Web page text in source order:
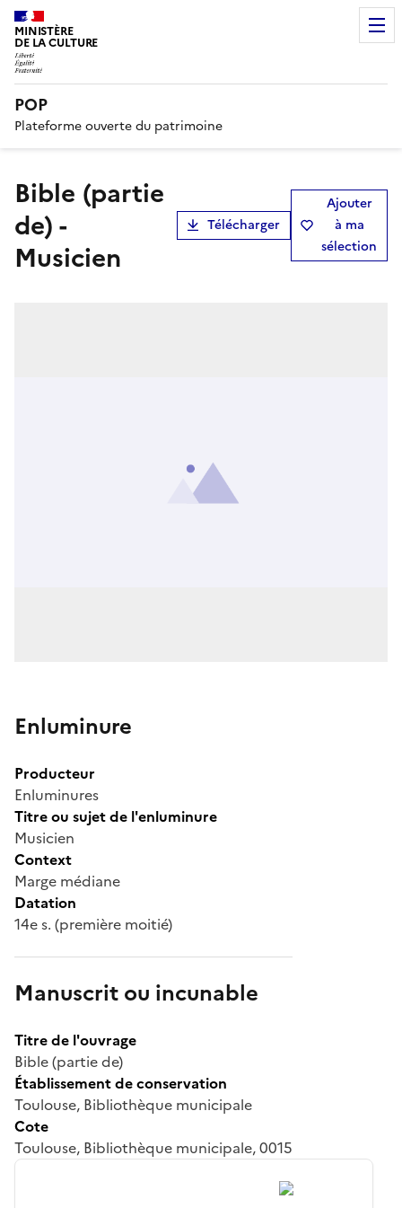
MINISTÈRE
DE LA CULTURE
POP
Plateforme ouverte du patrimoine
Bible (partie
de) -
Musicien
Télécharger
Ajouter
à ma
sélection
Enluminure
Producteur
Enluminures
Titre ou sujet de l'enluminure
Musicien
Context
Marge médiane
Datation
14e s. (première moitié)
Manuscrit ou incunable
Titre de l'ouvrage
Bible (partie de)
Établissement de conservation
Toulouse, Bibliothèque municipale
Cote
Toulouse, Bibliothèque municipale, 0015